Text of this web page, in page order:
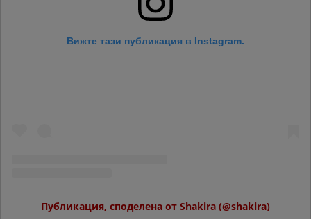
Вижте тази публикация в Instagram.
Публикация, споделена от Shakira (@shakira)